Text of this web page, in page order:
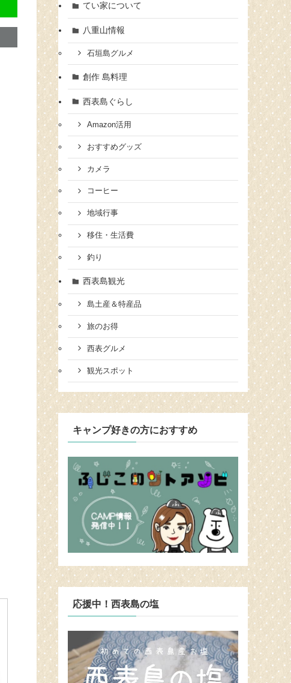
てい家について
八重山情報
石垣島グルメ
創作 島料理
西表島ぐらし
Amazon活用
おすすめグッズ
カメラ
コーヒー
地域行事
移住・生活費
釣り
西表島観光
島土産＆特産品
旅のお得
西表グルメ
観光スポット
キャンプ好きの方におすすめ
応援中！西表島の塩